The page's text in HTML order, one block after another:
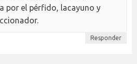
por el pérfido, lacayuno y
Responder